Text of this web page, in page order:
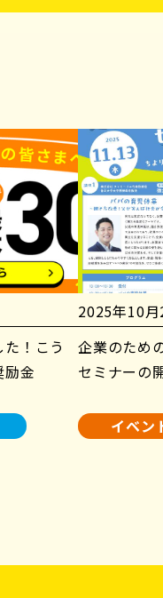
！こう
励金
2025年10月
企業のため
セミナーの
イベン